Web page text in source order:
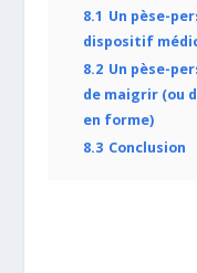
8.1 Un pèse-
dispositif
8.2 Un pèse-
de maigrir (ou
en forme)
8.3 Conclusion